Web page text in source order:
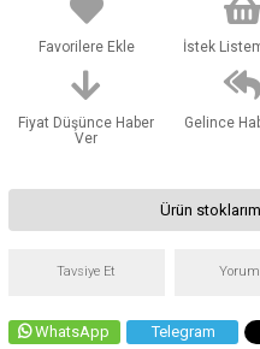
Favorilere Ekle İstek
Fiyat Düşünce Haber
Ver
Gelince
Ürün
Tavsiye Et
WhatsApp Telegram